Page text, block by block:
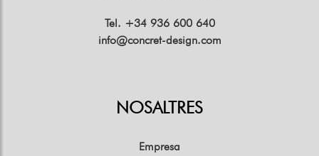
Tel. +34 936 600 640
info@concret-design.com
NOSALTRES
Empresa